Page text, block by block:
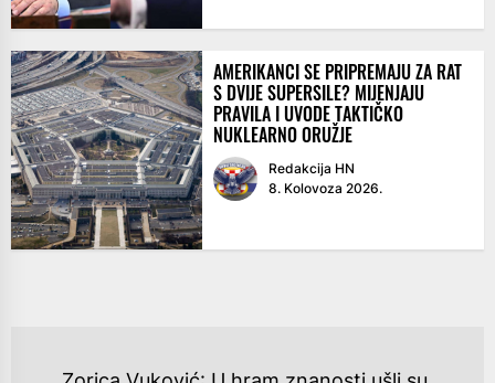
AMERIKANCI SE PRIPREMAJU ZA RAT
S DVIJE SUPERSILE? MIJENJAJU
PRAVILA I UVODE TAKTIČKO
NUKLEARNO ORUŽJE
Redakcija HN
8. Kolovoza 2026.